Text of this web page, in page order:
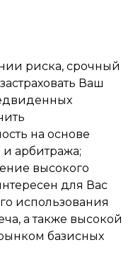
риска, срочный
Ваш
на основе
арбитража;
высокого
для Вас
использования
а также высокой
базисных